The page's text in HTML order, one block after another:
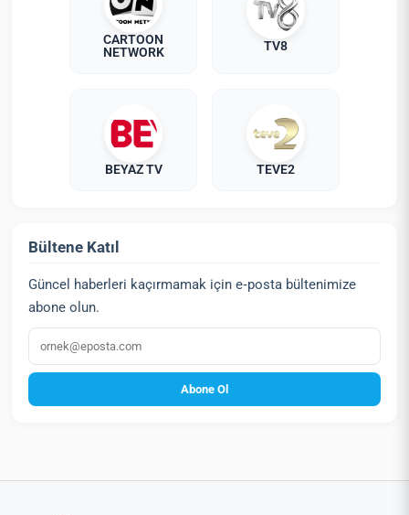
CARTOON
NETWORK
TV8
BEYAZ TV TEVE2
Bültene Katıl
Güncel haberleri kaçırmamak için e‑posta bültenimize
abone olun.
E‑posta
Abone Ol